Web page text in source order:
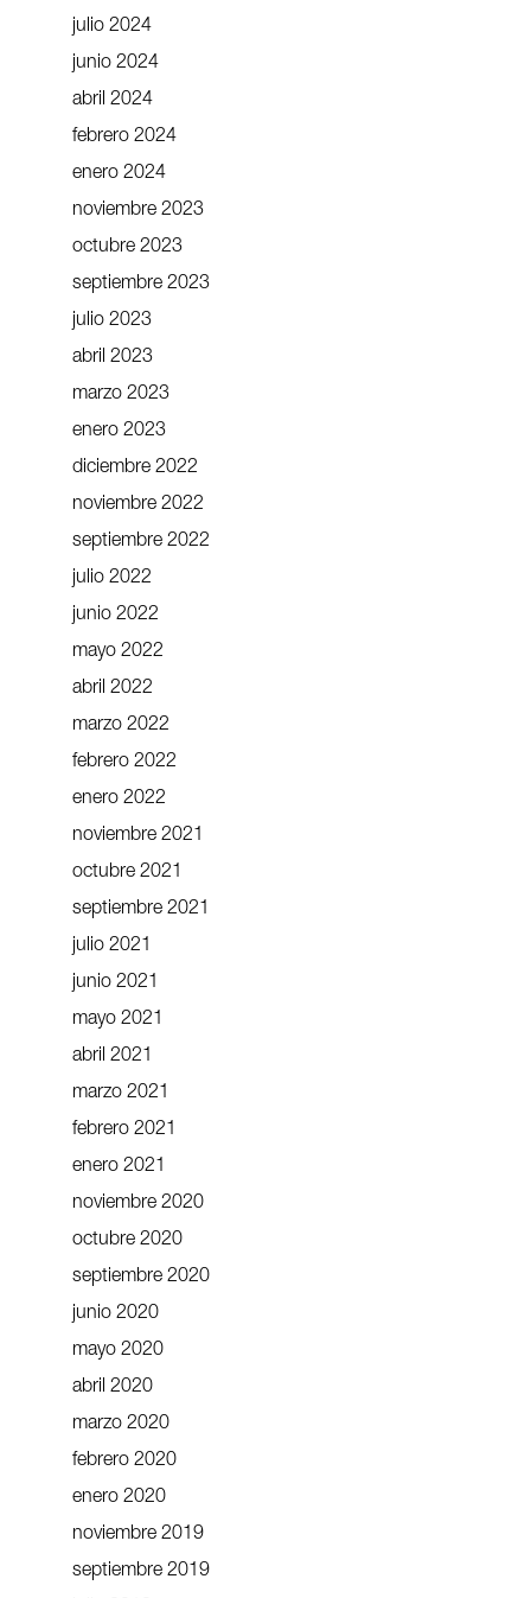
julio 2024
junio 2024
abril 2024
febrero 2024
enero 2024
noviembre 2023
octubre 2023
septiembre 2023
julio 2023
abril 2023
marzo 2023
enero 2023
diciembre 2022
noviembre 2022
septiembre 2022
julio 2022
junio 2022
mayo 2022
abril 2022
marzo 2022
febrero 2022
enero 2022
noviembre 2021
octubre 2021
septiembre 2021
julio 2021
junio 2021
mayo 2021
abril 2021
marzo 2021
febrero 2021
enero 2021
noviembre 2020
octubre 2020
septiembre 2020
junio 2020
mayo 2020
abril 2020
marzo 2020
febrero 2020
enero 2020
noviembre 2019
septiembre 2019